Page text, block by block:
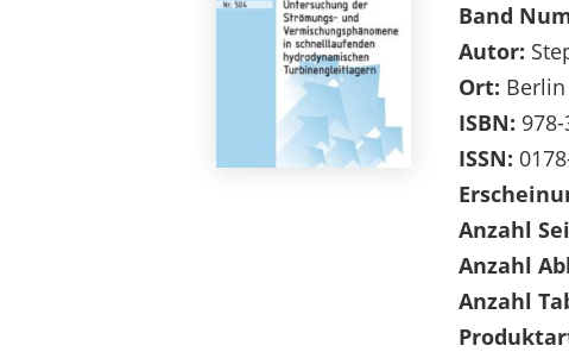
Band
Autor:
Ort: Berlin
ISBN:
ISSN:
Anzahl
Anzahl
Anzahl